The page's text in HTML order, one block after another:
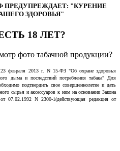
ПРЕДУПРЕЖДАЕТ: "КУРЕНИЕ
ЗДОРОВЬЯ"
18 ЛЕТ?
фото табачной продукции?
23 февраля 2013 г. N 15-ФЗ "Об охране здоровья
дыма и последствий потребления табака" Для
подтвердить свое совершеннолетие и дать
сырья и аксессуаров к ним на основании Закона
N 2300-1(действующая редакция от